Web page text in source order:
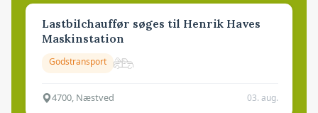
Lastbilchauffør søges til Henrik Haves
Maskinstation
Godstransport
4700, Næstved 03. aug.